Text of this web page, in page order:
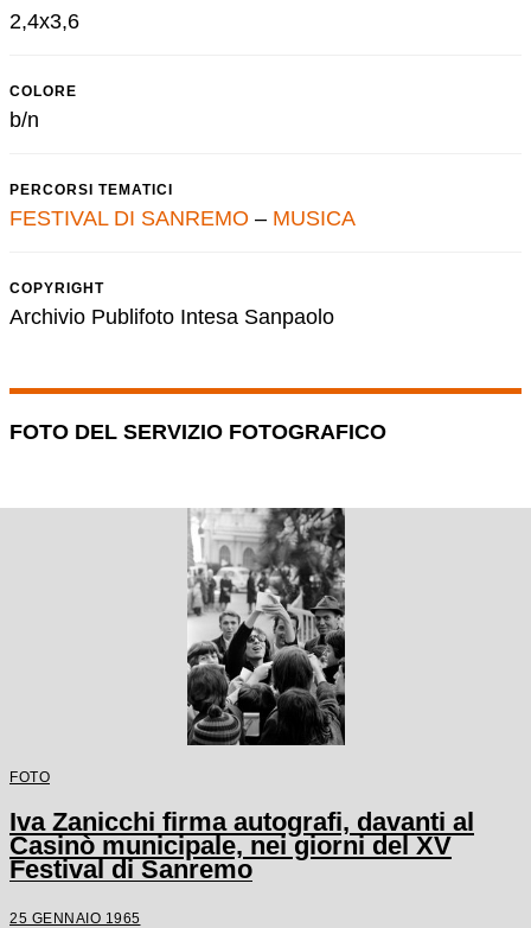
2,4x3,6
COLORE
b/n
PERCORSI TEMATICI
FESTIVAL DI SANREMO – MUSICA
COPYRIGHT
Archivio Publifoto Intesa Sanpaolo
FOTO DEL SERVIZIO FOTOGRAFICO
FOTO
Iva Zanicchi firma autografi, davanti al
Casinò municipale, nei giorni del XV
Festival di Sanremo
25 GENNAIO 1965